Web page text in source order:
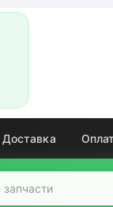
Доставка